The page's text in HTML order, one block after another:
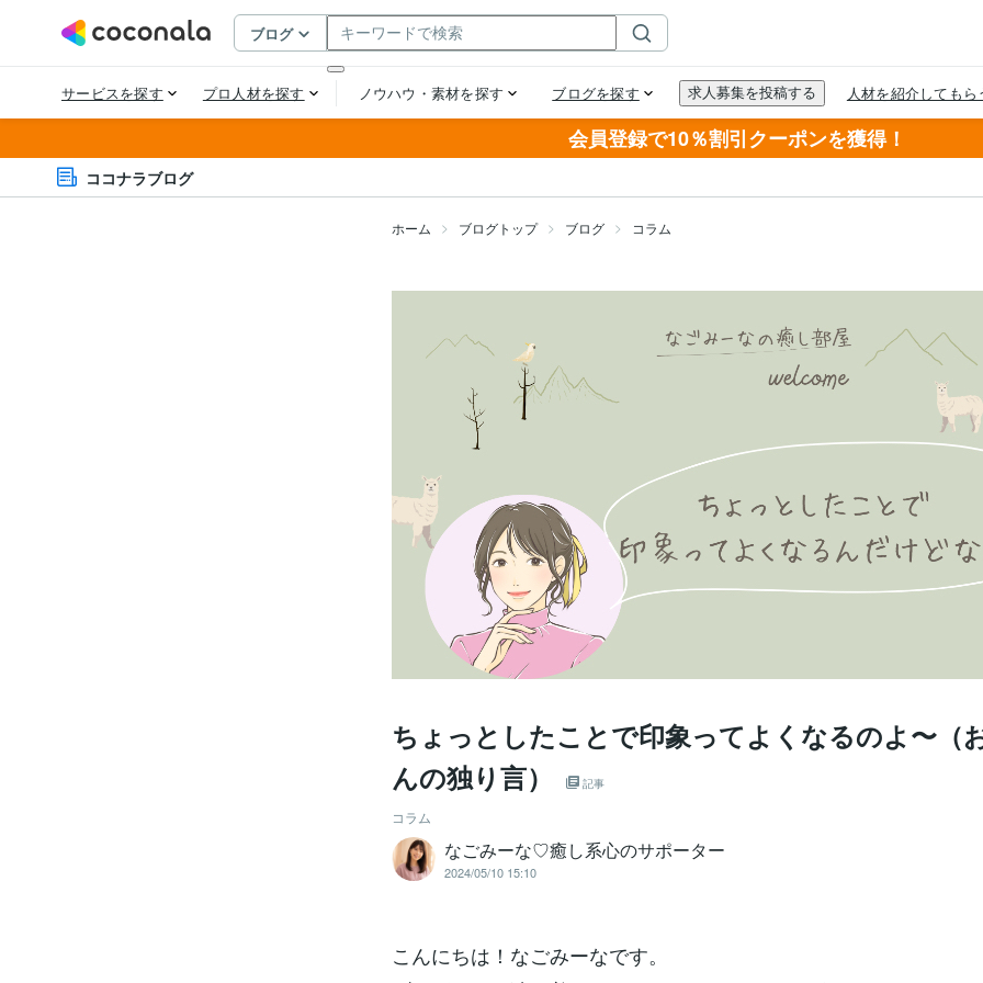
会員登録で10％割引クーポンを獲得！
ココナラブログ
ホーム ブログトップ ブログ コラム
ちょっとしたことで印象ってよくなるのよ〜（
んの独り言）
記事
コラム
なごみーな♡癒し系心のサポーター
2024/05/10 15:10
こんにちは！なごみーなです。